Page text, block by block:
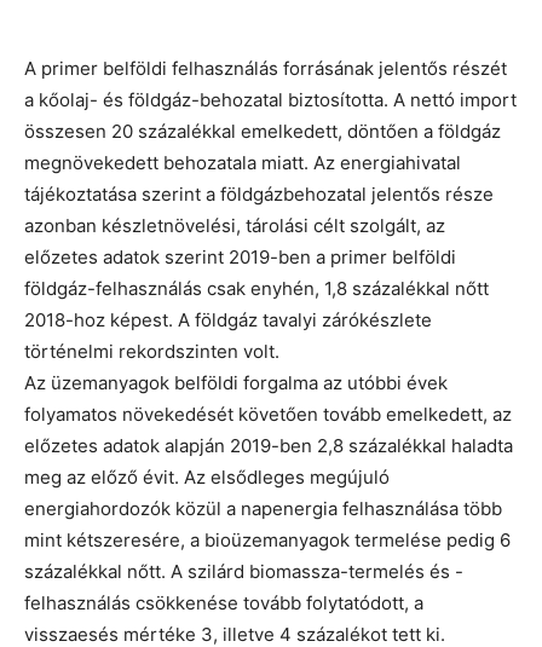
A primer belföldi felhasználás forrásának jelentős részét
a kőolaj- és földgáz-behozatal biztosította. A nettó import
összesen 20 százalékkal emelkedett, döntően a földgáz
megnövekedett behozatala miatt. Az energiahivatal
tájékoztatása szerint a földgázbehozatal jelentős része
azonban készletnövelési, tárolási célt szolgált, az
előzetes adatok szerint 2019-ben a primer belföldi
földgáz-felhasználás csak enyhén, 1,8 százalékkal nőtt
2018-hoz képest. A földgáz tavalyi zárókészlete
történelmi rekordszinten volt.
Az üzemanyagok belföldi forgalma az utóbbi évek
folyamatos növekedését követően tovább emelkedett, az
előzetes adatok alapján 2019-ben 2,8 százalékkal haladta
meg az előző évit. Az elsődleges megújuló
energiahordozók közül a napenergia felhasználása több
mint kétszeresére, a bioüzemanyagok termelése pedig 6
százalékkal nőtt. A szilárd biomassza-termelés és -
felhasználás csökkenése tovább folytatódott, a
visszaesés mértéke 3, illetve 4 százalékot tett ki.